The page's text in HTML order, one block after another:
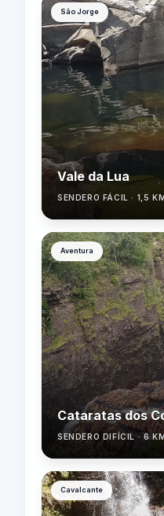
São Jorge
Vale da Lua
SENDERO FÁCIL · 1,5
Aventura
Cataratas dos
SENDERO DIFÍCIL · 6
Cavalcante